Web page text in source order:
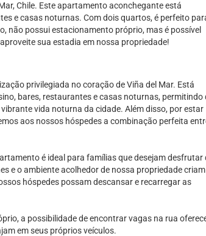
Chile. Este apartamento aconchegante está
e casas noturnas. Com dois quartos, é perfeito
não possui estacionamento próprio, mas é possível
sua estadia em nossa propriedade!
privilegiada no coração de Viña del Mar. Está
bares, restaurantes e casas noturnas, permitindo
vida noturna da cidade. Além disso, por estar
aos nossos hóspedes a combinação perfeita
é ideal para famílias que desejam desfrutar
e o ambiente acolhedor de nossa propriedade criam
hóspedes possam descansar e recarregar as
a possibilidade de encontrar vagas na rua
em seus próprios veículos.